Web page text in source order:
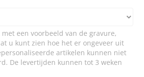
een voorbeeld van de gravure,
u kunt zien hoe het er ongeveer uit
artikelen kunnen niet
De levertijden kunnen tot 3 weken